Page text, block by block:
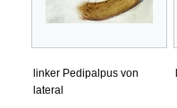
linker Pedipalpus von
lateral